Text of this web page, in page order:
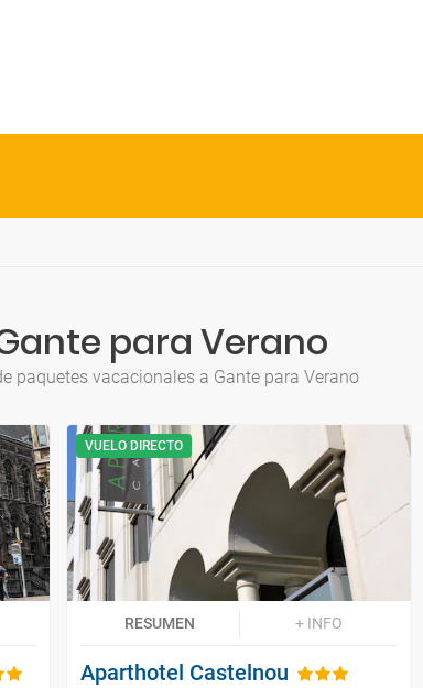
para Verano
paquetes vacacionales a Gante para Verano
VUELO DIRECTO
RESUMEN + INFO
Aparthotel Castelnou